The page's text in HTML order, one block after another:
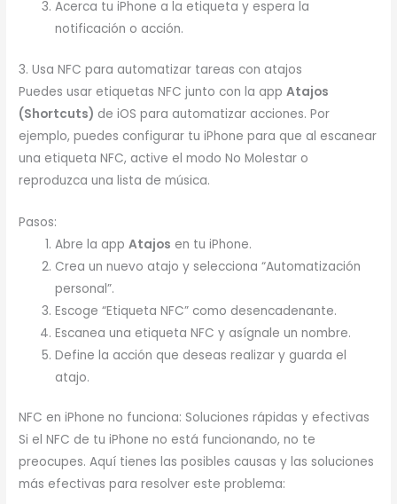
Acerca tu iPhone a la etiqueta y espera la
notificación o acción.
3. Usa NFC para automatizar tareas con atajos
Puedes usar etiquetas NFC junto con la appAtajos
(Shortcuts) de iOS para automatizar acciones. Por
ejemplo, puedes configurar tu iPhone para que al escanear
una etiqueta NFC, active el modo No Molestar o
reproduzca una lista de música.
Pasos:
Abre la appAtajos en tu iPhone.
Crea un nuevo atajo y selecciona “Automatización
personal”.
Escoge “Etiqueta NFC” como desencadenante.
Escanea una etiqueta NFC y asígnale un nombre.
Define la acción que deseas realizar y guarda el
atajo.
NFC en iPhone no funciona: Soluciones rápidas y efectivas
Si el NFC de tu iPhone no está funcionando, no te
preocupes. Aquí tienes las posibles causas y las soluciones
más efectivas para resolver este problema: